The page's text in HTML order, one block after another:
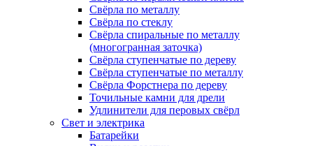
Свёрла по металлу
Свёрла по стеклу
Свёрла спиральные по металлу
(многогранная заточка)
Свёрла ступенчатые по дереву
Свёрла ступенчатые по металлу
Свёрла Форстнера по дереву
Точильные камни для дрели
Удлинители для перовых свёрл
Свет и электрика
Батарейки